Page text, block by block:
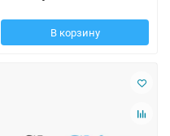
В корзину